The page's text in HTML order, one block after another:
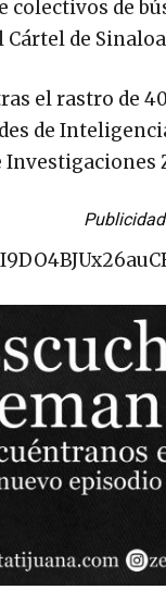
de
de
el rastro de
de
Publicidad